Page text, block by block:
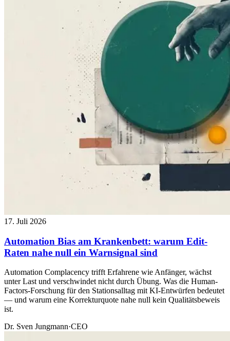
17. Juli 2026
Automation Bias am Krankenbett: warum Edit-
Raten nahe null ein Warnsignal sind
Automation Complacency trifft Erfahrene wie Anfänger, wächst
unter Last und verschwindet nicht durch Übung. Was die Human-
Factors-Forschung für den Stationsalltag mit KI-Entwürfen bedeutet
— und warum eine Korrekturquote nahe null kein Qualitätsbeweis
ist.
Dr. Sven Jungmann·CEO